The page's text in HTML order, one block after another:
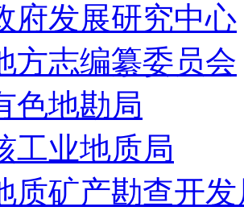
府发展研究中心
方志编纂委员会
色地勘局
工业地质局
质矿产勘查开发